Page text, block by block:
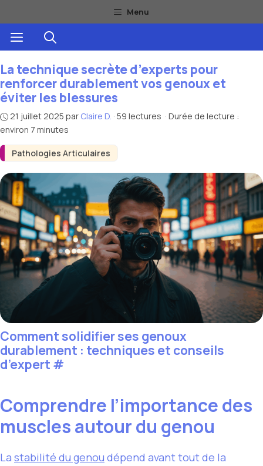
au
contenu
Menu
Menu
Pathologies Articulaires
La technique secrète d’experts pour
renforcer durablement vos genoux et
éviter les blessures
21 juillet 2025 par Claire D. · 59 lectures · Durée de lecture :
environ 7 minutes
Comment solidifier ses genoux
durablement : techniques et conseils
d’expert #
Comprendre l’importance des
muscles autour du genou
La stabilité du genou dépend avant tout de la